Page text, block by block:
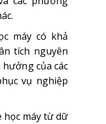
máy có khả
tích nguyên
của các
vụ nghiệp
học máy từ dữ